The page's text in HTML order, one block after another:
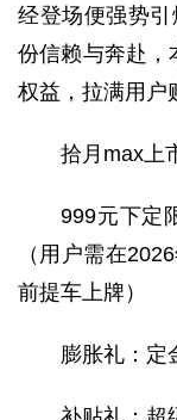
经登场便强势
份信赖与奔赴，
权益，拉满用户
拾月max上
999元下定
（用户需在
前提车上牌）
膨胀礼：定